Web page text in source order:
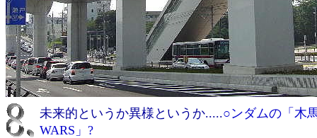
未来的というか異様というか.....○ンダムの「木
WARS」?